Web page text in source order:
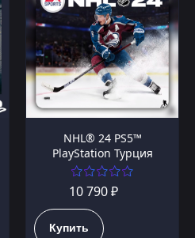
NHL® 24 PS5™
PlayStation Турция
10 790 ₽
Купить